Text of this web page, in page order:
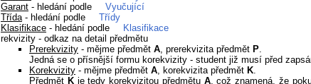
Garant - hledání podle
Vyučující
Třída - hledání podle
Třídy
Klasifikace - hledání podle
Klasifikace
rekvizity - odkaz na detail předmětu
Prerekvizity - mějme předmět A , prerekvizita předmět P
Jedná se o přísnější formu korekvizity - student již musí před
Korekvizity - mějme předmět A , korekvizita předmět K
Předmět Kje tedy korekvizitou předmětu A, což znamená, že